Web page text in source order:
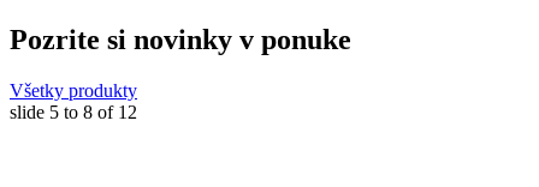
Pozrite si novinky v ponuke
Všetky produkty
slide 5 to 8 of 12